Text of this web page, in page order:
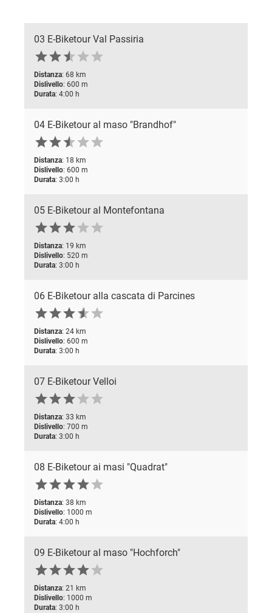
03 E-Biketour Val Passiria
  

Distanza: 68 km
Dislivello: 600 m
Durata: 4:00 h
04 E-Biketour al maso "Brandhof"


Distanza: 18 km
Dislivello: 600 m
Durata: 3:00 h
05 E-Biketour al Montefontana
 
Distanza: 19 km
Dislivello: 520 m
Durata: 3:00 h
06 E-Biketour alla cascata di Parcines


Distanza: 24 km
Dislivello: 600 m
Durata: 3:00 h
07 E-Biketour Velloi
 
Distanza: 33 km
Dislivello: 700 m
Durata: 3:00 h
08 E-Biketour ai masi "Quadrat"


Distanza: 38 km
Dislivello: 1000 m
Durata: 4:00 h
09 E-Biketour al maso "Hochforch"


Distanza: 21 km
Dislivello: 1000 m
Durata: 3:00 h